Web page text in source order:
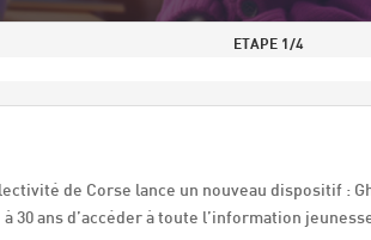
ETAPE 1/4
de Corse lance un nouveau dispositif :
30 ans d’accéder à toute l’information